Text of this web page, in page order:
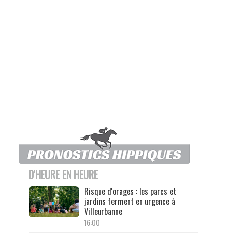
D'HEURE EN HEURE
Risque d'orages : les parcs et
jardins ferment en urgence à
Villeurbanne
16:00